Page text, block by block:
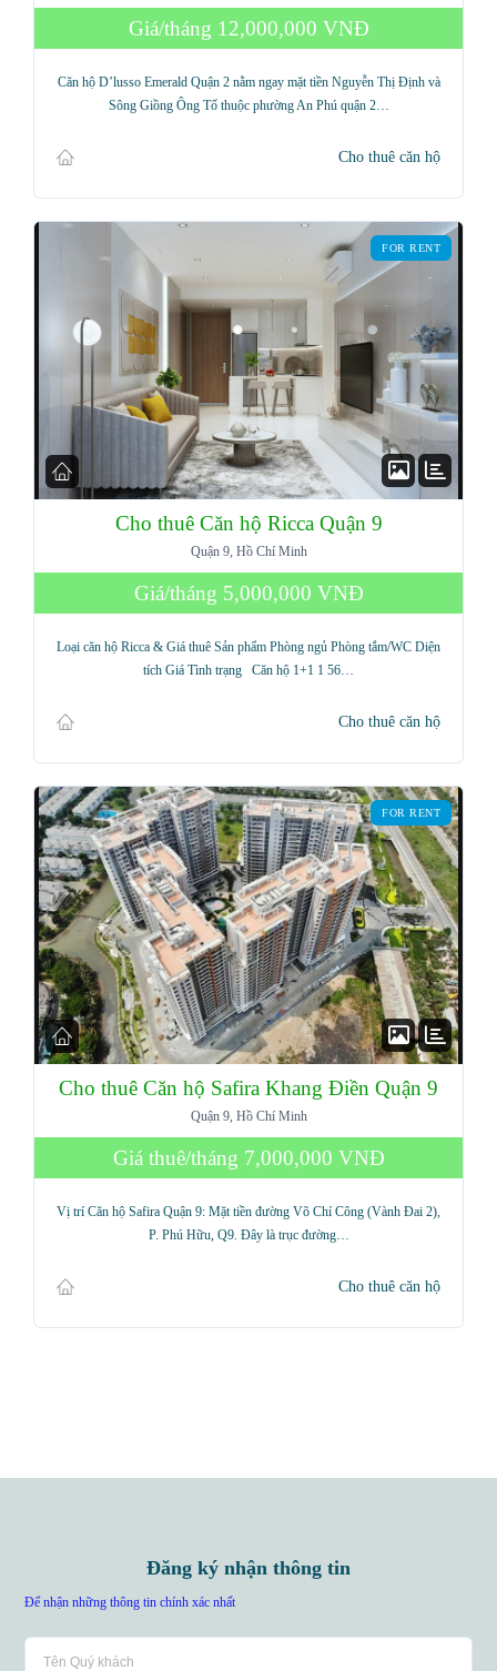
Giá/tháng 12,000,000 VNĐ
Căn hộ D’lusso Emerald Quận 2 nằm ngay mặt tiền Nguyễn Thị Định và
Sông Giồng Ông Tố thuộc phường An Phú quận 2…
Cho thuê căn hộ
FOR RENT
Cho thuê Căn hộ Ricca Quận 9
Quận 9, Hồ Chí Minh
Giá/tháng 5,000,000 VNĐ
Loại căn hộ Ricca & Giá thuê Sản phẩm Phòng ngủ Phòng tắm/WC Diện
tích Giá Tình trạng Căn hộ 1+1 1 56…
Cho thuê căn hộ
FOR RENT
Cho thuê Căn hộ Safira Khang Điền Quận 9
Quận 9, Hồ Chí Minh
Giá thuê/tháng 7,000,000 VNĐ
Vị trí Căn hộ Safira Quận 9: Mặt tiền đường Võ Chí Công (Vành Đai 2),
P. Phú Hữu, Q9. Đây là trục đường…
Cho thuê căn hộ
Đăng ký nhận thông tin
Để nhận những thông tin chính xác nhất
Log in
Username
Lost your password?